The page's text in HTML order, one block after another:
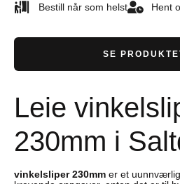
Bestill når som helst Hent
SE
Leie
230mm i
vinkelsliper 230mm er et